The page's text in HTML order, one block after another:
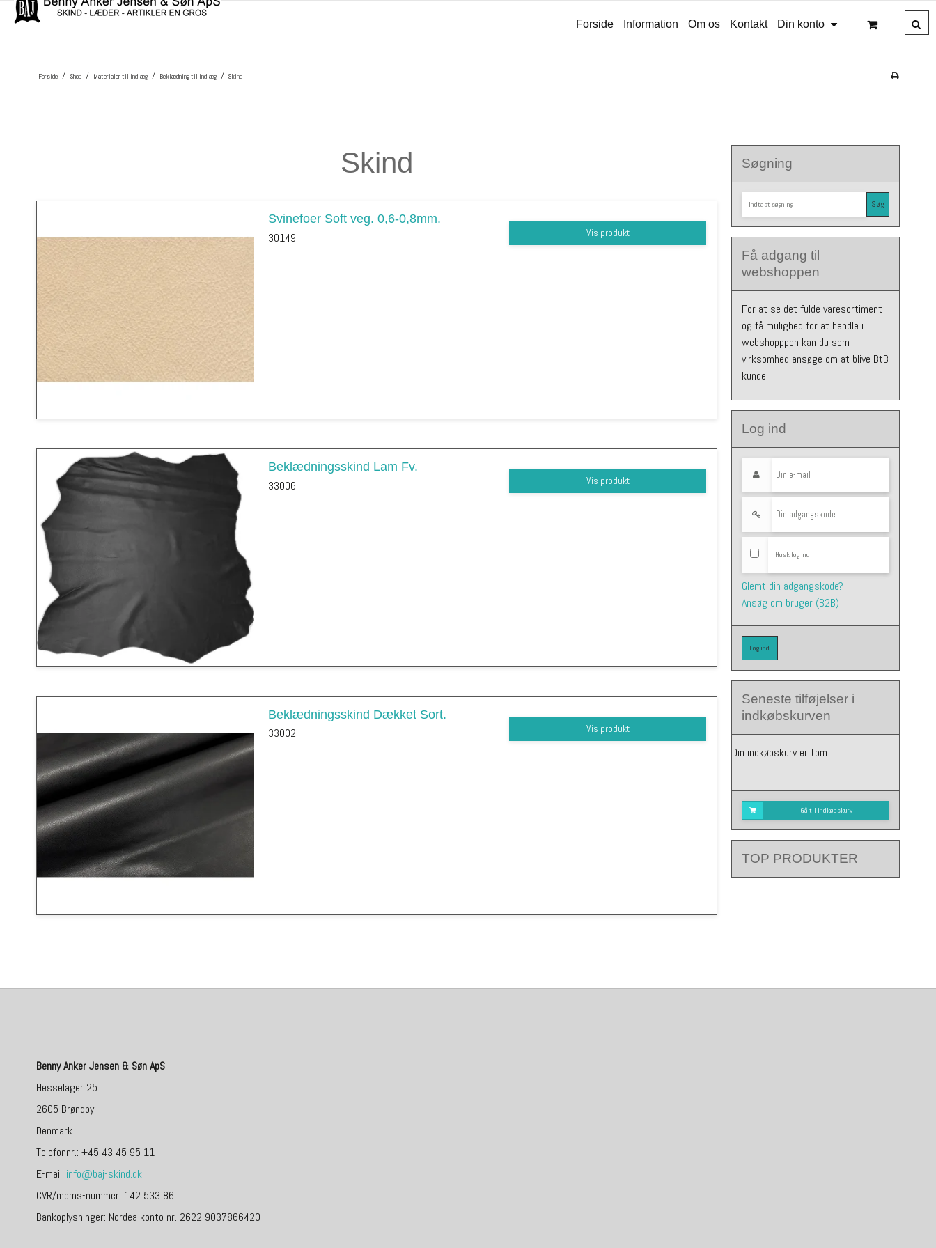
Forside Information Om os Kontakt Din konto
Forside / Shop / Materialer til indlæg / Beklædning til indlæg / Skind
Skind
Svinefoer Soft veg. 0,6-0,8mm.
30149 Vis produkt
Beklædningsskind Lam Fv.
33006 Vis produkt
Beklædningsskind Dækket Sort.
33002 Vis produkt
Søgning
Søg
Få adgang til
webshoppen
For at se det fulde varesortiment
og få mulighed for at handle i
webshopppen kan du som
virksomhed ansøge om at blive BtB
kunde.
Log ind
Husk log ind
Glemt din adgangskode?
Ansøg om bruger (B2B)
Log ind
Seneste tilføjelser i
indkøbskurven
Din indkøbskurv er tom
Gå til indkøbskurv
TOP PRODUKTER
Benny Anker Jensen & Søn ApS
Hesselager 25
2605 Brøndby
Denmark
Telefonnr.: +45 43 45 95 11
E-mail: info@baj-skind.dk
CVR/moms-nummer: 142 533 86
Bankoplysninger: Nordea konto nr. 2622 9037866420